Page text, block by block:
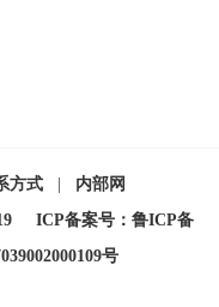
方式
内部网
ICP备案号：鲁ICP备
号